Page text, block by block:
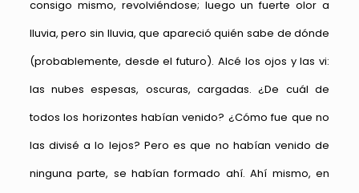
consigo mismo, revolviéndose; luego un fuerte olor a
lluvia, pero sin lluvia, que apareció quién sabe de dónde
(probablemente, desde el futuro). Alcé los ojos y las vi:
las nubes espesas, oscuras, cargadas. ¿De cuál de
todos los horizontes habían venido? ¿Cómo fue que no
las divisé a lo lejos? Pero es que no habían venido de
ninguna parte, se habían formado ahí. Ahí mismo, en